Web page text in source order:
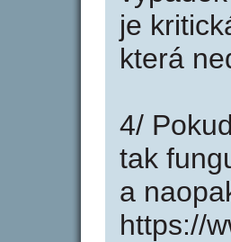
je
která
4/
tak
a
https://